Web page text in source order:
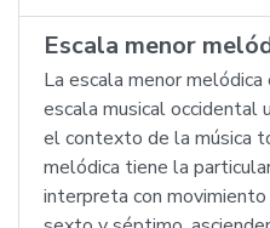
Escala menor
La escala menor melódica
escala musical occidental
el contexto de la música
melódica tiene la
interpreta con